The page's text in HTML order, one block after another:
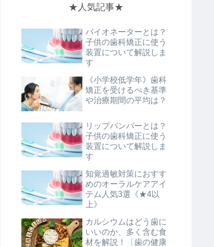
★人気記事★
バイオネーターとは？
子供の歯科矯正に使う
装置について解説しま
す
《小学校低学年》歯科
矯正を受けるべき基準
や治療期間の平均は？
リップバンパーとは？
子供の歯科矯正に使う
装置について解説しま
す
知覚過敏対策におすす
めのオーラルケアアイ
テム人気3選《★4以
上》
カルシウムはどう歯に
いいのか、多く含む食
材を解説！〔歯の健康